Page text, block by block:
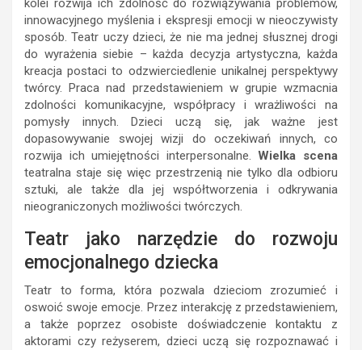
kolei rozwija ich zdolność do rozwiązywania problemów,
innowacyjnego myślenia i ekspresji emocji w nieoczywisty
sposób. Teatr uczy dzieci, że nie ma jednej słusznej drogi
do wyrażenia siebie – każda decyzja artystyczna, każda
kreacja postaci to odzwierciedlenie unikalnej perspektywy
twórcy. Praca nad przedstawieniem w grupie wzmacnia
zdolności komunikacyjne, współpracy i wrażliwości na
pomysły innych. Dzieci uczą się, jak ważne jest
dopasowywanie swojej wizji do oczekiwań innych, co
rozwija ich umiejętności interpersonalne.Wielka scena
teatralna staje się więc przestrzenią nie tylko dla odbioru
sztuki, ale także dla jej współtworzenia i odkrywania
nieograniczonych możliwości twórczych.
Teatr jako narzędzie do rozwoju
emocjonalnego dziecka
Teatr to forma, która pozwala dzieciom zrozumieć i
oswoić swoje emocje. Przez interakcję z przedstawieniem,
a także poprzez osobiste doświadczenie kontaktu z
aktorami czy reżyserem, dzieci uczą się rozpoznawać i